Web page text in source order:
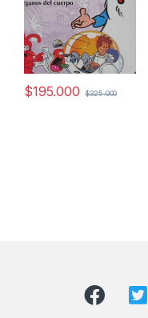
$195.000 $325.000